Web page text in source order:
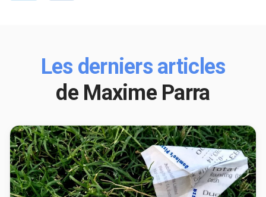
Les derniers articles
de Maxime Parra